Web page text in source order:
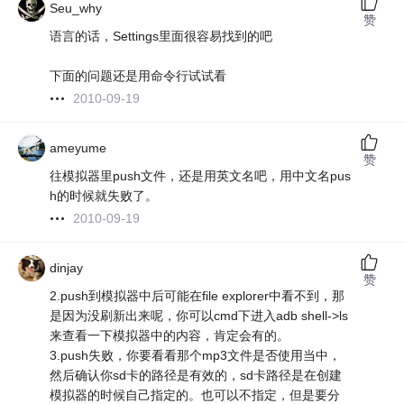
Seu_why
语言的话，Settings里面很容易找到的吧
下面的问题还是用命令行试试看
2010-09-19
赞
ameyume
往模拟器里push文件，还是用英文名吧，用中文名pus
h的时候就失败了。
2010-09-19
赞
dinjay
2.push到模拟器中后可能在file explorer中看不到，那
是因为没刷新出来呢，你可以cmd下进入adb shell->ls
来查看一下模拟器中的内容，肯定会有的。
3.push失败，你要看看那个mp3文件是否使用当中，
然后确认你sd卡的路径是有效的，sd卡路径是在创建
模拟器的时候自己指定的。也可以不指定，但是要分
赞